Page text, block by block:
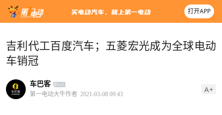
打开APP
吉利代工百度汽车；五菱宏光成为全球电动
车销冠
车巴客
第一电动大牛作者 2021-03-08 09:43 A+